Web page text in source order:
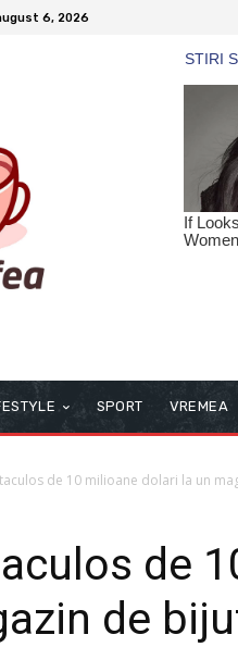
6, 2026
SPORT VREMEA
de 10 milioane dolari la un
de
de